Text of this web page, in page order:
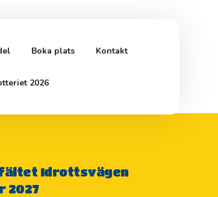
Boka plats Kontakt
2026
Idrottsvägen
2027